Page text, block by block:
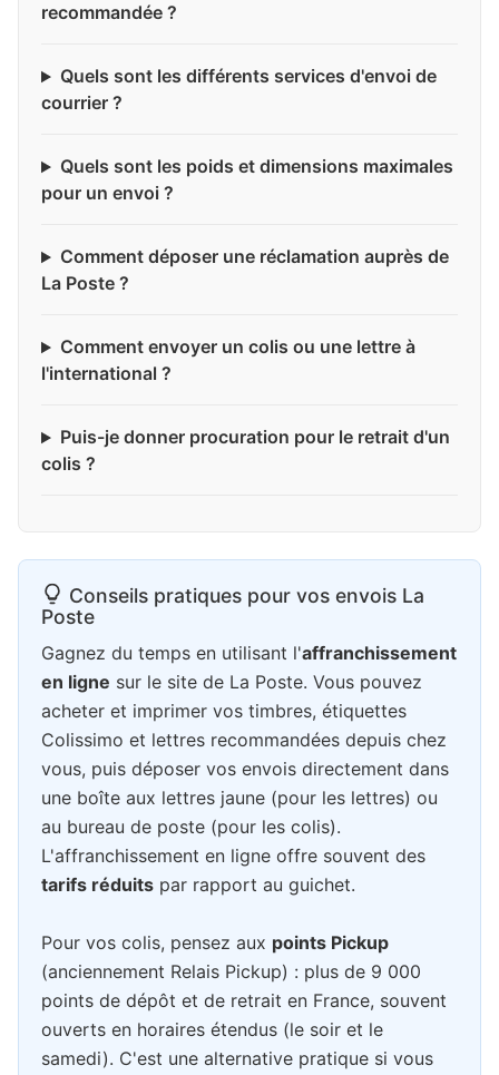
recommandée ?
Quels sont les différents services d'envoi de
courrier ?
Quels sont les poids et dimensions maximales
pour un envoi ?
Comment déposer une réclamation auprès de
La Poste ?
Comment envoyer un colis ou une lettre à
l'international ?
Puis-je donner procuration pour le retrait d'un
colis ?
Conseils pratiques pour vos envois La
Poste
Gagnez du temps en utilisant l'affranchissement
en ligne sur le site de La Poste. Vous pouvez
acheter et imprimer vos timbres, étiquettes
Colissimo et lettres recommandées depuis chez
vous, puis déposer vos envois directement dans
une boîte aux lettres jaune (pour les lettres) ou
au bureau de poste (pour les colis).
L'affranchissement en ligne offre souvent des
tarifs réduits par rapport au guichet.
Pour vos colis, pensez aux points Pickup
(anciennement Relais Pickup) : plus de 9 000
points de dépôt et de retrait en France, souvent
ouverts en horaires étendus (le soir et le
samedi). C'est une alternative pratique si vous